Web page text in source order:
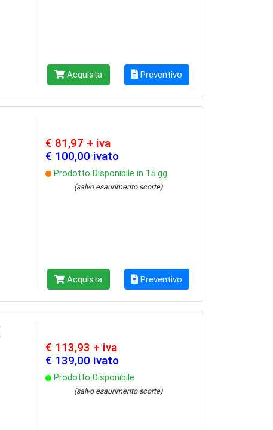
Acquista Preventivo
€ 81,97 + iva
€ 100,00 ivato
Prodotto Disponibile in 15 gg
(salvo esaurimento scorte)
Acquista Preventivo
€ 113,93 + iva
€ 139,00 ivato
Prodotto Disponibile
(salvo esaurimento scorte)